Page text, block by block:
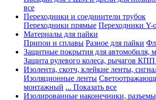
все
Переходники и соединители трубок
Переходники прямые Переходники Y-
Материалы для пайки
Припои и сплавы Разное для пайки
Защитные покрытия для автомобиля,
Защита рулевого колеса, рычагов
Изолента, скотч, клейкие ленты,
Изоляционные ленты
монтажный ... Показать все
Изолированные наконечники,